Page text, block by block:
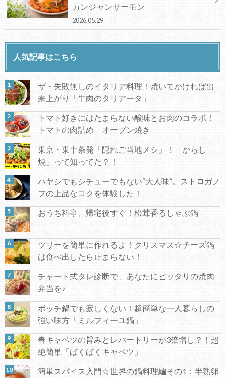
カンジャンサーモン
2026.05.29
人気記事はこちら
ザ・失敗無しのイタリア料理！焼いてかければ出
来上がり「牛肉のタリアータ」
トマト好きにはたまらない酸味とお肉のコラボ！
トマトの肉詰め オーブン焼き
東京・東十条発「隠れご当地メシ」！「からし
焼」って知ってた？！
ハヤシでもシチューでもない“大人味”。ストロガノ
フの上品なコクを体験した！
おうち料亭、帰宅後すぐ！松茸香るしゃぶ鍋
ツリーを簡単に作れるよ！クリスマス☆チーズ鍋
は食べ出したら止まらない！
チャート式タレ診断で、あなたにピッタリの焼肉
弁当を♪
ボッチ鍋でも寂しくない！超簡単な一人暮らしの
強い味方「ミルフィーユ鍋」
春キャベツの旨みとレパートリーが3倍増し？！超
絶簡単「ぱくぱくキャベツ」
簡単スパイス入門☆世界の鍋料理編その1：半熟卵